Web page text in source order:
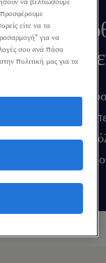
με
για
είτε να τα
για να
σου ανά πάσα
πολιτική μας για τα